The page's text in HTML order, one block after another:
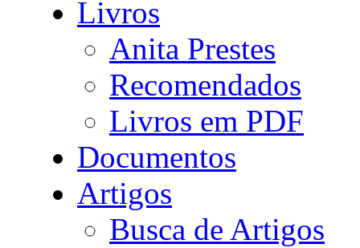
Livros
Anita Prestes
Recomendados
Livros em PDF
Documentos
Artigos
Busca de Artigos